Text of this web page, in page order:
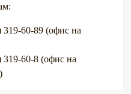
319-60-89 (офис на
319-60-8 (офис на